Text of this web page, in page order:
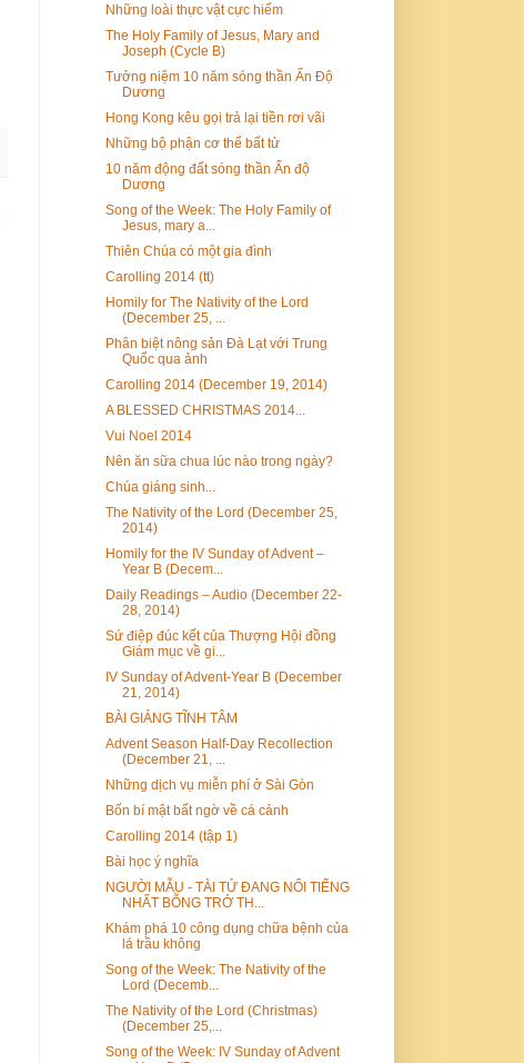
Những loài thực vật cực hiếm
The Holy Family of Jesus, Mary and
Joseph (Cycle B)
Tưởng niệm 10 năm sóng thần Ấn Độ
Dương
Hong Kong kêu gọi trả lại tiền rơi vãi
Những bộ phận cơ thể bất tử
10 năm động đất sóng thần Ấn độ
Dương
Song of the Week: The Holy Family of
Jesus, mary a...
Thiên Chúa có một gia đình
Carolling 2014 (tt)
Homily for The Nativity of the Lord
(December 25, ...
Phân biệt nông sản Đà Lạt với Trung
Quốc qua ảnh
Carolling 2014 (December 19, 2014)
A BLESSED CHRISTMAS 2014...
Vui Noel 2014
Nên ăn sữa chua lúc nào trong ngày?
Chúa giáng sinh...
The Nativity of the Lord (December 25,
2014)
Homily for the IV Sunday of Advent –
Year B (Decem...
Daily Readings – Audio (December 22-
28, 2014)
Sứ điệp đúc kết của Thượng Hội đồng
Giám mục về gi...
IV Sunday of Advent-Year B (December
21, 2014)
BÀI GIẢNG TĨNH TÂM
Advent Season Half-Day Recollection
(December 21, ...
Những dịch vụ miễn phí ở Sài Gòn
Bốn bí mật bất ngờ về cá cảnh
Carolling 2014 (tập 1)
Bài học ý nghĩa
NGƯỜI MẪU - TÀI TỬ ĐANG NỔI TIẾNG
NHẤT BỖNG TRỞ TH...
Khám phá 10 công dụng chữa bệnh của
lá trầu không
Song of the Week: The Nativity of the
Lord (Decemb...
The Nativity of the Lord (Christmas)
(December 25,...
Song of the Week: IV Sunday of Advent